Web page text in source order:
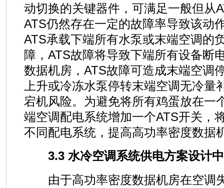
动切换的关键器件，可满足一般但从
ATS仍然存在一定的故障率导致该动
ATS承载下端所有水泵或末端空调的
障，ATS故障将导致下端所有设备断
数据机房，ATS故障可造成末端空调
上升或冷冻水泵停转末端空调无冷量
宕机风险。为避免将所有鸡蛋放在一
端空调配电系统增加一个ATS开关，
不同配电系统，提高高功率密度数据
3.3 水冷空调系统供电方案设计
由于高功率密度数据机房在空调